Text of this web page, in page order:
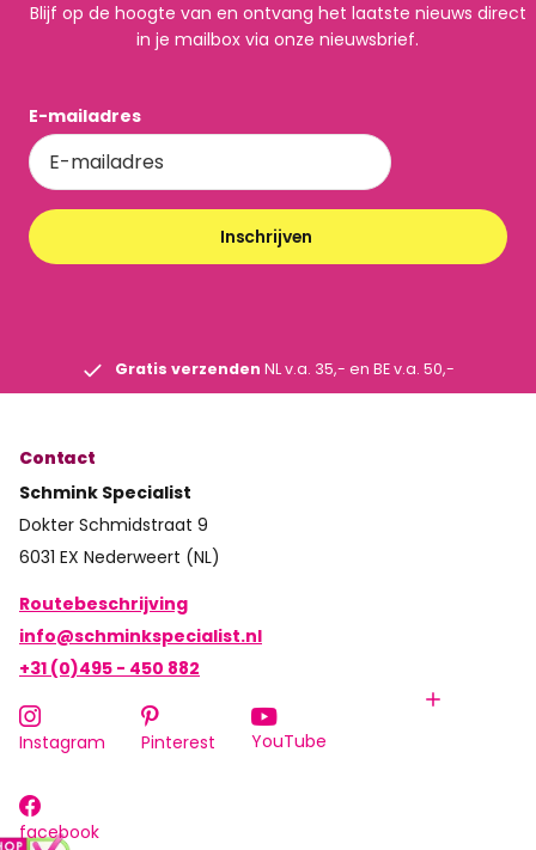
Blijf op de hoogte van en ontvang het laatste nieuws direct
in je mailbox via onze nieuwsbrief.
E-mailadres
Inschrijven
Gratis verzenden NL v.a. 35,- en BE v.a. 50,-
Contact
Schmink Specialist
Dokter Schmidstraat 9
6031 EX Nederweert (NL)
Routebeschrijving
info@schminkspecialist.nl
+31 (0)495 - 450 882
Instagram Pinterest YouTube
facebook